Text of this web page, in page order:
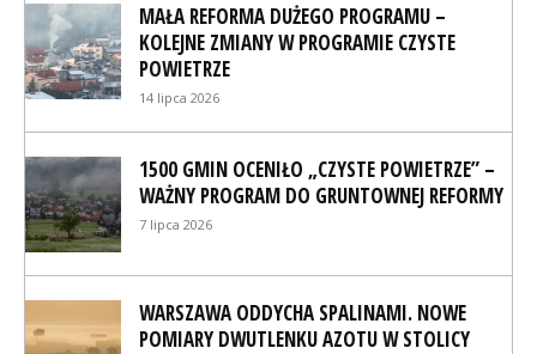
MAŁA REFORMA DUŻEGO PROGRAMU –
KOLEJNE ZMIANY W PROGRAMIE CZYSTE
POWIETRZE
14 lipca 2026
1500 GMIN OCENIŁO „CZYSTE POWIETRZE” –
WAŻNY PROGRAM DO GRUNTOWNEJ REFORMY
7 lipca 2026
WARSZAWA ODDYCHA SPALINAMI. NOWE
POMIARY DWUTLENKU AZOTU W STOLICY